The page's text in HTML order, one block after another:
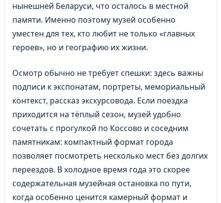
нынешней Беларуси, что осталось в местной
памяти. Именно поэтому музей особенно
уместен для тех, кто любит не только «главных
героев», но и географию их жизни.
Осмотр обычно не требует спешки: здесь важны
подписи к экспонатам, портреты, мемориальный
контекст, рассказ экскурсовода. Если поездка
приходится на тёплый сезон, музей удобно
сочетать с прогулкой по Коссово и соседним
памятникам: компактный формат города
позволяет посмотреть несколько мест без долгих
переездов. В холодное время года это скорее
содержательная музейная остановка по пути,
когда особенно ценится камерный формат и